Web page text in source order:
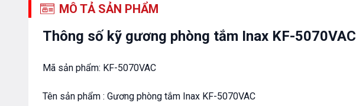
MÔ TẢ SẢN PHẨM
Thông số kỹ gương phòng tắm Inax KF-5070VAC
Mã sản phẩm: KF-5070VAC
Tên sản phẩm : Gương phòng tắm Inax KF-5070VAC